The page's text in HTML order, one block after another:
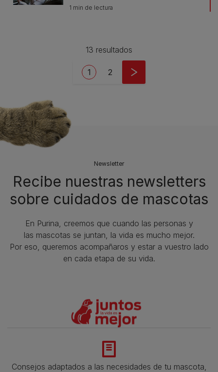
1 min de lectura
13 resultados
Current page
1 Page
2
Newsletter
Recibe nuestras newsletters
sobre cuidados de mascotas​
En Purina, creemos que cuando las personas y
las mascotas se juntan, la vida es mucho mejor.
Por eso, queremos acompañaros y estar a vuestro lado
en cada etapa de su vida.​
Consejos adaptados a las necesidades de tu mascota,